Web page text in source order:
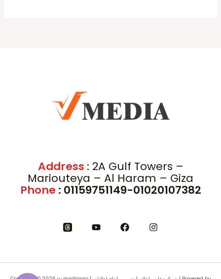
Address : 2A Gulf Towers –
Mariouteya – Al Haram – Giza
Phone : 01159751149-01020107382